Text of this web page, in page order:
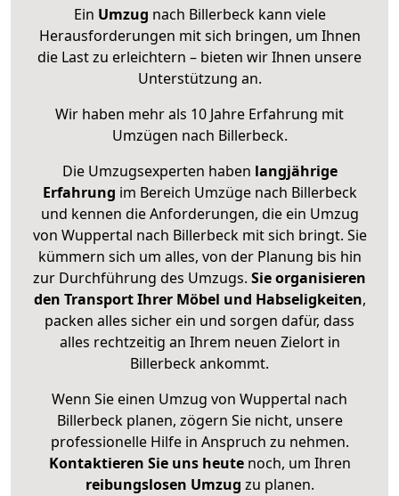
Ein Umzug nach Billerbeck kann viele
Herausforderungen mit sich bringen, um Ihnen
die Last zu erleichtern – bieten wir Ihnen unsere
Unterstützung an.
Wir haben mehr als 10 Jahre Erfahrung mit
Umzügen nach Billerbeck.
Die Umzugsexperten haben langjährige
Erfahrung im Bereich Umzüge nach Billerbeck
und kennen die Anforderungen, die ein Umzug
von Wuppertal nach Billerbeck mit sich bringt. Sie
kümmern sich um alles, von der Planung bis hin
zur Durchführung des Umzugs. Sie organisieren
den Transport Ihrer Möbel und Habseligkeiten,
packen alles sicher ein und sorgen dafür, dass
alles rechtzeitig an Ihrem neuen Zielort in
Billerbeck ankommt.
Wenn Sie einen Umzug von Wuppertal nach
Billerbeck planen, zögern Sie nicht, unsere
professionelle Hilfe in Anspruch zu nehmen.
Kontaktieren Sie uns heutenoch, um Ihren
reibungslosen Umzug zu planen.